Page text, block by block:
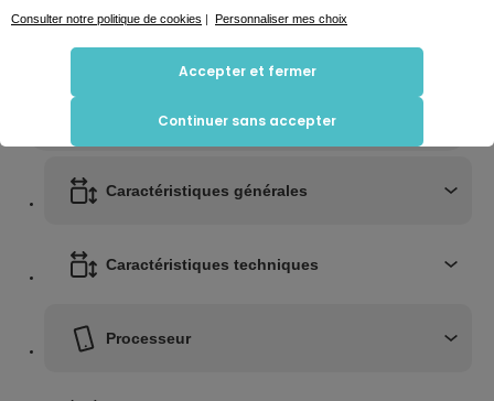
8,4
Qu'est ce que l'indice de réparabilité ?
Caractéristiques générales
Caractéristiques techniques
Processeur
Croiser certaines informations de navigation avec d'autres données disponibles
En cliquant sur « Accepter et fermer », vous consentez à l'utilisation de tous les cookies
pour optimiser votre visite en ligne et recevoir des contenus et publicités personnalisés.
Pour ajuster vos préférences, vous pouvez cliquer sur « Personnaliser mes choix ». Si
limitées. Vous pouvez également refuser tous les cookies en cliquant sur "Continuer
tout moment en utilisant le lien "Personnaliser mes choix" en bas du site web. Pour en
savoir plus, vous pouvez consulter notre politique dédiée aux cookies.
Consulter notre politique de cookies | Personnaliser mes choix
Continuer sans accepter
Accepter et fermer